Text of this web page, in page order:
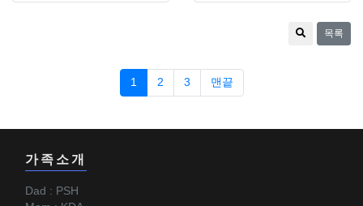
목록
1 2 3 맨끝
가족소개
Dad : PSH